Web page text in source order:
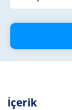
İçerik